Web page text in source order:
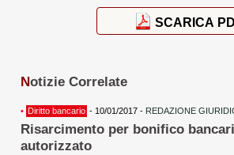
SCARICA
Notizie Correlate
• Diritto bancario - 10/01/2017 - REDAZIONE
Risarcimento per bonifico
autorizzato